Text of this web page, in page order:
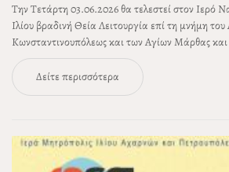
Την Τετάρτη 03.06.2026 θα τελεστεί στον Ιερό
Ιλίου βραδινή Θεία Λειτουργία επί τη μνήμη
Κωνσταντινουπόλεως και των Αγίων Μάρθας
Δείτε περισσότερα